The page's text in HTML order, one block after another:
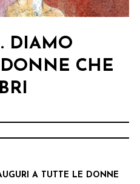
DIAMO
CHE
A TUTTE LE DONNE